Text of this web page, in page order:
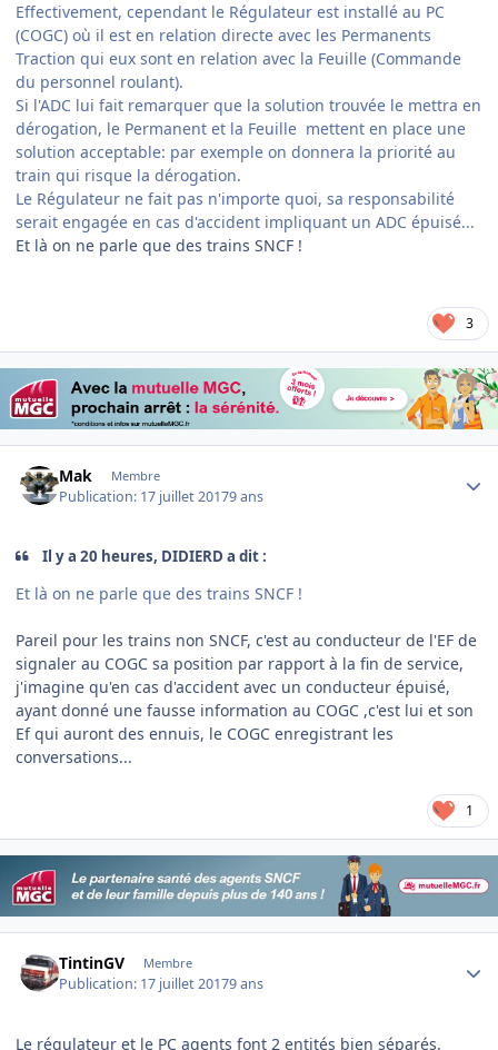
Effectivement, cependant le Régulateur est installé au PC
(COGC) où il est en relation directe avec les Permanents
Traction qui eux sont en relation avec la Feuille (Commande
du personnel roulant).
Si l'ADC lui fait remarquer que la solution trouvée le mettra en
dérogation, le Permanent et la Feuille mettent en place une
solution acceptable: par exemple on donnera la priorité au
train qui risque la dérogation.
Le Régulateur ne fait pas n'importe quoi, sa responsabilité
serait engagée en cas d'accident impliquant un ADC épuisé...
Et là on ne parle que des trains SNCF !
3
Mak Membre
Publication: 17 juillet 20179 ans
Il y a 20 heures, DIDIERD a dit :
Et là on ne parle que des trains SNCF !
Pareil pour les trains non SNCF, c'est au conducteur de l'EF de
signaler au COGC sa position par rapport à la fin de service,
j'imagine qu'en cas d'accident avec un conducteur épuisé,
ayant donné une fausse information au COGC ,c'est lui et son
Ef qui auront des ennuis, le COGC enregistrant les
conversations...
1
TintinGV Membre
Publication: 17 juillet 20179 ans
Le régulateur et le PC agents font 2 entités bien séparés.